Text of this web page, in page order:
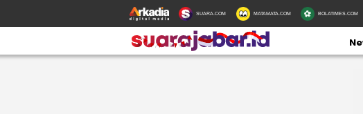
SUARA.COM MATAMATA.COM BOLATIMES.COM